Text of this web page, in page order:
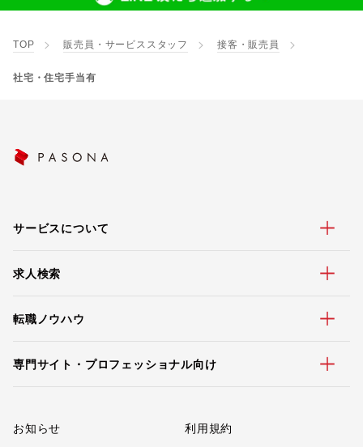
TOP 販売員・サービススタッフ 接客・販売員
社宅・住宅手当有
サービスについて
求人検索
転職ノウハウ
専門サイト・プロフェッショナル向け
お知らせ
利用規約